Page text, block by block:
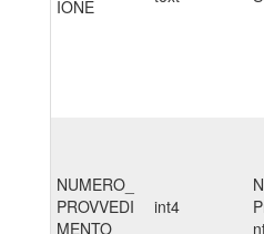
IONE
NUMERO_
PROVVEDI
MENTO
int4